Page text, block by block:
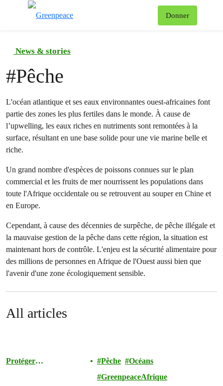
Donner
News & stories
#Pêche
L'océan atlantique et ses eaux environnantes ouest-africaines font
partie des zones les plus fertiles dans le monde. À cause de
l’upwelling, les eaux riches en nutriments sont remontées à la
surface, résultant en une base solide pour une vie marine belle et
riche.
Un grand nombre d'espèces de poissons connues sur le plan
commercial et les fruits de mer nourrissent les populations dans
toute l'Afrique occidentale ou se retrouvent au souper en Chine et
en Europe.
Cependant, à cause des décennies de surpêche, de pêche illégale et
la mauvaise gestion de la pêche dans cette région, la situation est
maintenant hors de contrôle. L'enjeu est la sécurité alimentaire pour
des millions de personnes en Afrique de l'Ouest aussi bien que
l'avenir d'une zone écologiquement sensible.
All articles
Protéger
Pêche
Océans
GreenpeaceAfrique